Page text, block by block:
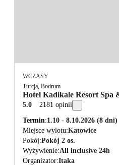
WCZASY
Turcja, Bodrum
Hotel Kadikale Resort Spa
5.0 2181 opinii
Termin 1.10 - 8.10.2026 (8 dni)
Miejsce wylotu Katowice
Pokój Pokój 2 os.
Wyżywienie All inclusive 24h
Organizator Itaka